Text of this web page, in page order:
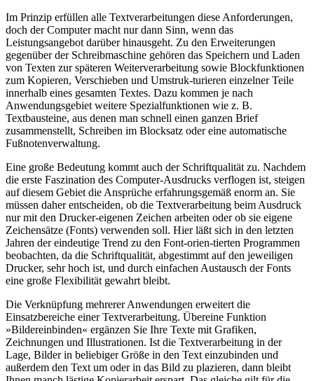
Im Prinzip erfüllen alle Textverarbeitungen diese Anforderungen,
doch der Computer macht nur dann Sinn, wenn das
Leistungsangebot darüber hinausgeht. Zu den Erweiterungen
gegenüber der Schreibmaschine gehören das Speichern und Laden
von Texten zur späteren Weiterverarbeitung sowie Blockfunktionen
zum Kopieren, Verschieben und Umstruk-turieren einzelner Teile
innerhalb eines gesamten Textes. Dazu kommen je nach
Anwendungsgebiet weitere Spezialfunktionen wie z. B.
Textbausteine, aus denen man schnell einen ganzen Brief
zusammenstellt, Schreiben im Blocksatz oder eine automatische
Fußnotenverwaltung.
Eine große Bedeutung kommt auch der Schriftqualität zu. Nachdem
die erste Faszination des Computer-Ausdrucks verflogen ist, steigen
auf diesem Gebiet die Ansprüche erfahrungsgemäß enorm an. Sie
müssen daher entscheiden, ob die Textverarbeitung beim Ausdruck
nur mit den Drucker-eigenen Zeichen arbeiten oder ob sie eigene
Zeichensätze (Fonts) verwenden soll. Hier läßt sich in den letzten
Jahren der eindeutige Trend zu den Font-orien-tierten Programmen
beobachten, da die Schriftqualität, abgestimmt auf den jeweiligen
Drucker, sehr hoch ist, und durch einfachen Austausch der Fonts
eine große Flexibilität gewahrt bleibt.
Die Verknüpfung mehrerer Anwendungen erweitert die
Einsatzbereiche einer Textverarbeitung. Übereine Funktion
»Bildereinbinden« ergänzen Sie Ihre Texte mit Grafiken,
Zeichnungen und Illustrationen. Ist die Textverarbeitung in der
Lage, Bilder in beliebiger Größe in den Text einzubinden und
außerdem den Text um oder in das Bild zu plazieren, dann bleibt